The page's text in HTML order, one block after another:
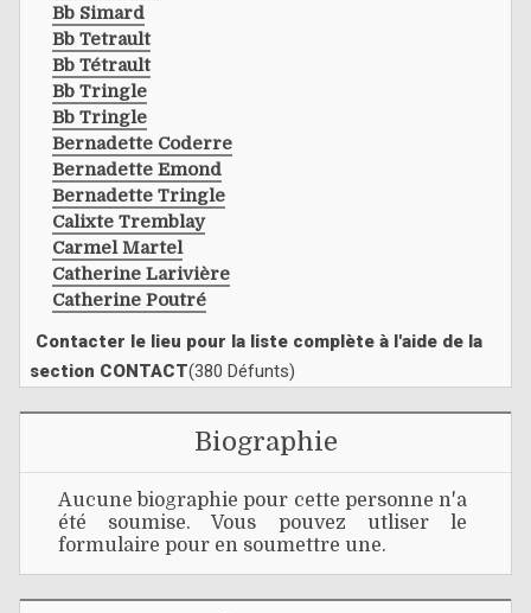
Bb Simard
Bb Tetrault
Bb Tétrault
Bb Tringle
Bb Tringle
Bernadette Coderre
Bernadette Emond
Bernadette Tringle
Calixte Tremblay
Carmel Martel
Catherine Larivière
Catherine Poutré
Contacter le lieu pour la liste complète à l'aide de la
section CONTACT(380 Défunts)
Biographie
Aucune biographie pour cette personne n'a
été soumise. Vous pouvez utliser le
formulaire pour en soumettre une.